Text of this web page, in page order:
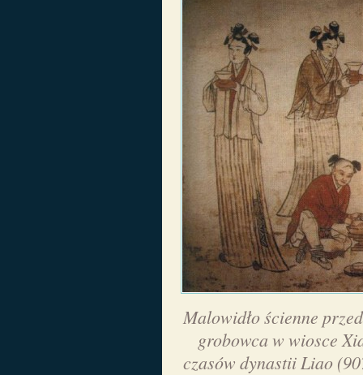
Malowidło ścienne
grobowca w wiosce
czasów dynastii Liao